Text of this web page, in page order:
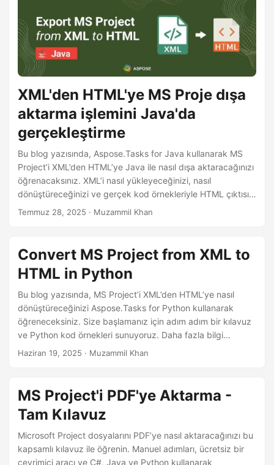
XML'den HTML'ye MS Proje dışa
aktarma işlemini Java'da
gerçekleştirme
Bu blog yazısında, Aspose.Tasks for Java kullanarak MS
Project’i XML’den HTML’ye Java ile nasıl dışa aktaracağınızı
öğrenacaksınız. XML’i nasıl yükleyeceğinizi, nasıl
dönüştüreceğinizi ve gerçek kod örnekleriyle HTML çıktısını
nasıl özelleştireceğinizi görün.
Temmuz 28, 2025 · Muzammil Khan
Convert MS Project from XML to
HTML in Python
Bu blog yazısında, MS Project’i XML’den HTML’ye nasıl
dönüştüreceğinizi Aspose.Tasks for Python kullanarak
öğreneceksiniz. Size başlamanız için adım adım bir kılavuz
ve Python kod örnekleri sunuyoruz. Daha fazla bilgi
edinmek için tıklayın!
Haziran 19, 2025 · Muzammil Khan
MS Project'i PDF'ye Aktarma -
Tam Kılavuz
Microsoft Project dosyalarını PDF’ye nasıl aktaracağınızı bu
kapsamlı kılavuz ile öğrenin. Manuel adımları, ücretsiz bir
çevrimiçi aracı ve C#, Java ve Python kullanarak